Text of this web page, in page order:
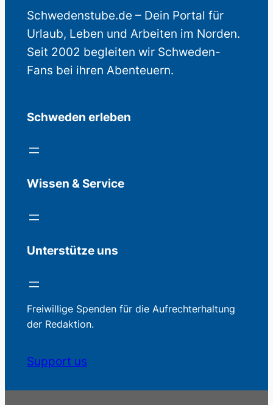
Schwedenstube.de – Dein Portal für
Urlaub, Leben und Arbeiten im Norden.
Seit 2002 begleiten wir Schweden-
Fans bei ihren Abenteuern.
Schweden erleben
Wissen & Service
Unterstütze uns
Freiwillige Spenden für die Aufrechterhaltung
der Redaktion.
Support us